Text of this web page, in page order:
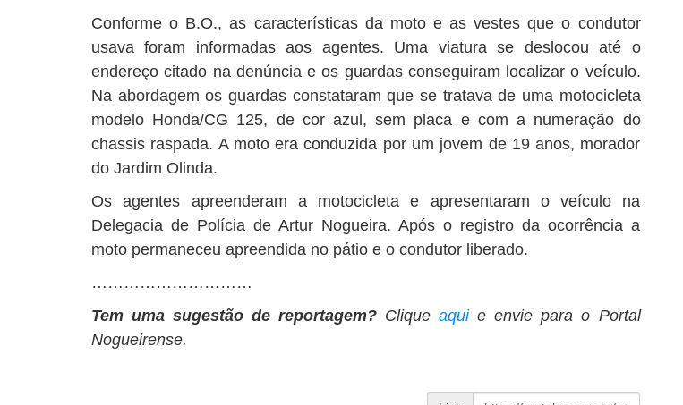
Conforme o B.O., as características da moto e as vestes que o condutor
usava foram informadas aos agentes. Uma viatura se deslocou até o
endereço citado na denúncia e os guardas conseguiram localizar o veículo.
Na abordagem os guardas constataram que se tratava de uma motocicleta
modelo Honda/CG 125, de cor azul, sem placa e com a numeração do
chassis raspada. A moto era conduzida por um jovem de 19 anos, morador
do Jardim Olinda.
Os agentes apreenderam a motocicleta e apresentaram o veículo na
Delegacia de Polícia de Artur Nogueira. Após o registro da ocorrência a
moto permaneceu apreendida no pátio e o condutor liberado.
…………………………
Tem uma sugestão de reportagem? Clique aqui e envie para o Portal
Nogueirense.